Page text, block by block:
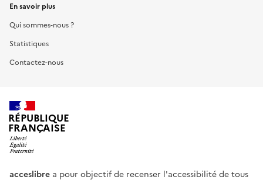
En savoir plus
Qui sommes-nous ?
Statistiques
Contactez-nous
RÉPUBLIQUE
FRANÇAISE
acceslibre a pour objectif de recenser l'accessibilité de tous